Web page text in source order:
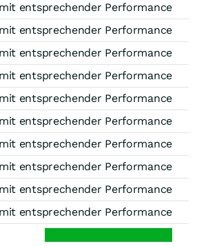
entsprechender Performance
entsprechender Performance
entsprechender Performance
entsprechender Performance
entsprechender Performance
entsprechender Performance
entsprechender Performance
entsprechender Performance
entsprechender Performance
entsprechender Performance